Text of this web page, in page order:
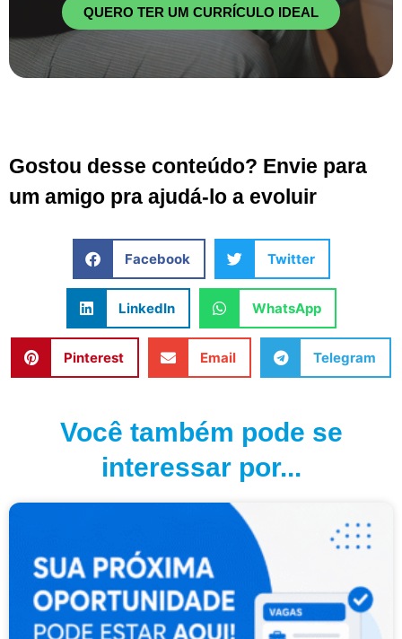
QUERO TER UM CURRÍCULO IDEAL
Gostou desse conteúdo? Envie para
um amigo pra ajudá-lo a evoluir
Facebook Twitter
LinkedIn WhatsApp
Pinterest Email Telegram
Você também pode se
interessar por...